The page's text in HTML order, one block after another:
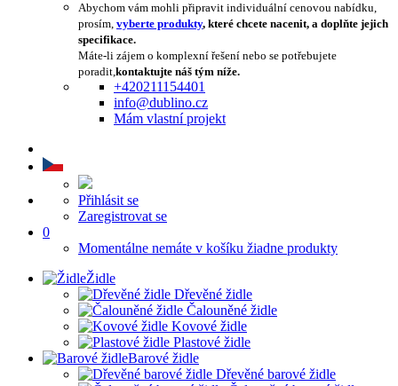
Abychom vám mohli připravit individuální cenovou nabídku,
prosím, vyberte produkty, které chcete nacenit, a doplňte jejich
specifikace.
Máte-li zájem o komplexní řešení nebo se potřebujete
poradit,kontaktujte náš tým níže.
+420211154401
info@dublino.cz
Mám vlastní projekt
Přihlásit se
Zaregistrovat se
0
Momentálne nemáte v košíku žiadne produkty
Židle
Dřevěné židle
Čalouněné židle
Kovové židle
Plastové židle
Barové židle
Dřevěné barové židle